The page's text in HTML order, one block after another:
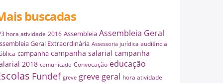
buscadas
hora atividade 2016 Assembleia Assembleia Geral
Geral Extraordinária Assessoria jurídica audiência
campanha campanha salarial campanha
2018 comunicado Convocação educação
Fundef greve greve geral hora atividade